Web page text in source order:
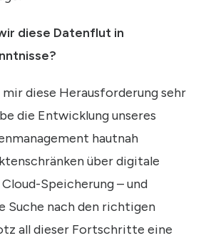
diese Datenflut in
diese Herausforderung sehr
die Entwicklung unseres
hautnah
über digitale
Speicherung – und
Suche nach den richtigen
all dieser Fortschritte eine